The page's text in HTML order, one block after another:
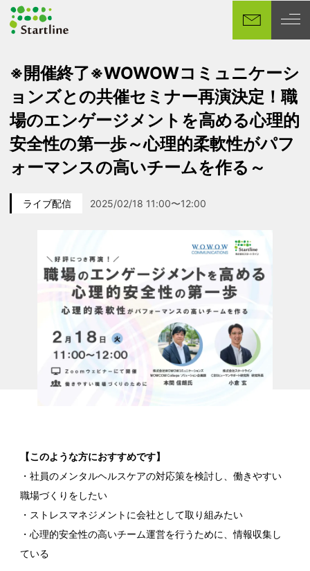
イ
ツ
へ
※開催終了※WOWOWコミュニケーシ
ョンズとの共催セミナー再演決定！職
場のエンゲージメントを高める心理的
安全性の第一歩～心理的柔軟性がパフ
ォーマンスの高いチームを作る～
カテゴリー
ライブ配信
イベント日
2025/02/18 11:00〜12:00
【このような方におすすめです】
・社員のメンタルヘルスケアの対応策を検討し、働きやすい
職場づくりをしたい
・ストレスマネジメントに会社として取り組みたい
・心理的安全性の高いチーム運営を行うために、情報収集し
ている